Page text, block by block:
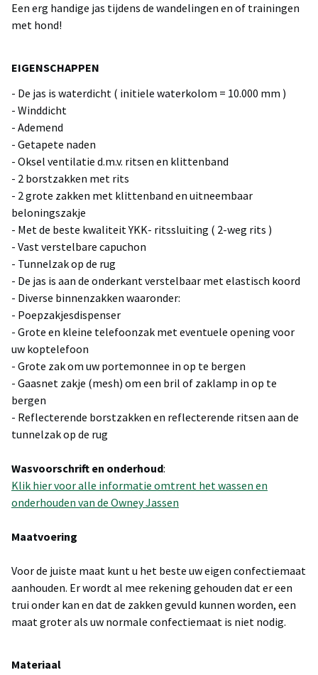
Een erg handige jas tijdens de wandelingen en of trainingen
met hond!
EIGENSCHAPPEN
- De jas is waterdicht ( initiele waterkolom = 10.000 mm )
- Winddicht
- Ademend
- Getapete naden
- Oksel ventilatie d.m.v. ritsen en klittenband
- 2 borstzakken met rits
- 2 grote zakken met klittenband en uitneembaar
beloningszakje
- Met de beste kwaliteit YKK- ritssluiting ( 2-weg rits )
- Vast verstelbare capuchon
- Tunnelzak op de rug
- De jas is aan de onderkant verstelbaar met elastisch koord
- Diverse binnenzakken waaronder:
- Poepzakjesdispenser
- Grote en kleine telefoonzak met eventuele opening voor
uw koptelefoon
- Grote zak om uw portemonnee in op te bergen
- Gaasnet zakje (mesh) om een bril of zaklamp in op te
bergen
- Reflecterende borstzakken en reflecterende ritsen aan de
tunnelzak op de rug
Wasvoorschrift en onderhoud:
Klik hier voor alle informatie omtrent het wassen en
onderhouden van de Owney Jassen
Maatvoering
Voor de juiste maat kunt u het beste uw eigen confectiemaat
aanhouden. Er wordt al mee rekening gehouden dat er een
trui onder kan en dat de zakken gevuld kunnen worden, een
maat groter als uw normale confectiemaat is niet nodig.
Materiaal